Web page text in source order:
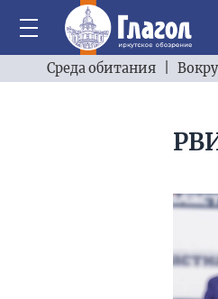
Среда обитания